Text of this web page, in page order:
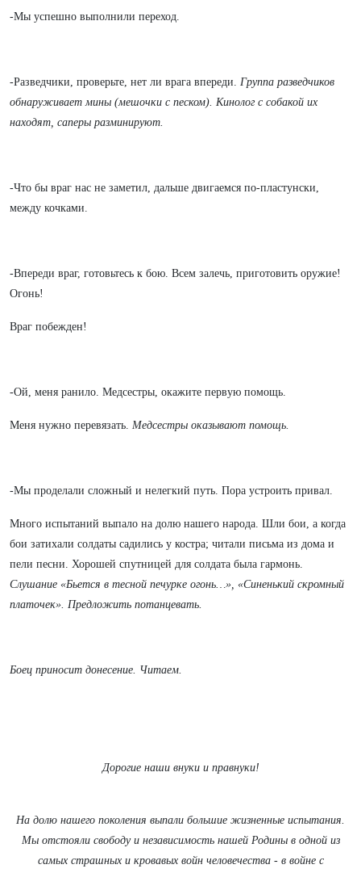
-Мы успешно выполнили переход.
-Разведчики, проверьте, нет ли врага впереди. Группа разведчиков
обнаруживает мины (мешочки с песком). Кинолог с собакой их
находят, саперы разминируют.
-Что бы враг нас не заметил, дальше двигаемся по-пластунски,
между кочками.
-Впереди враг, готовьтесь к бою. Всем залечь, приготовить оружие!
Огонь!
Враг побежден!
-Ой, меня ранило. Медсестры, окажите первую помощь.
Меня нужно перевязать. Медсестры оказывают помощь.
-Мы проделали сложный и нелегкий путь. Пора устроить привал.
Много испытаний выпало на долю нашего народа. Шли бои, а когда
бои затихали солдаты садились у костра; читали письма из дома и
пели песни. Хорошей спутницей для солдата была гармонь.
Слушание «Бьется в тесной печурке огонь…», «Синенький скромный
платочек». Предложить потанцевать.
Боец приносит донесение. Читаем.
Дорогие наши внуки и правнуки!
На долю нашего поколения выпали большие жизненные испытания.
Мы отстояли свободу и независимость нашей Родины в одной из
самых страшных и кровавых войн человечества - в войне с